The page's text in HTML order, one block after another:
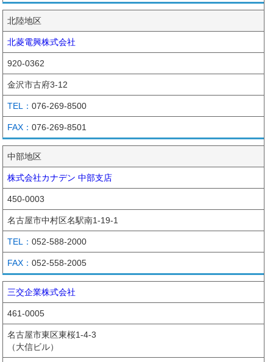
北陸地区
北菱電興株式会社
920-0362
金沢市古府3-12
076-269-8500
076-269-8501
中部地区
株式会社カナデン 中部支店
450-0003
名古屋市中村区名駅南1-19-1
052-588-2000
052-558-2005
三交企業株式会社
461-0005
名古屋市東区東桜1-4-3
（大信ビル）